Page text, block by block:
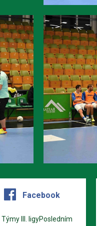
Facebook
Týmy III. ligyPosledním